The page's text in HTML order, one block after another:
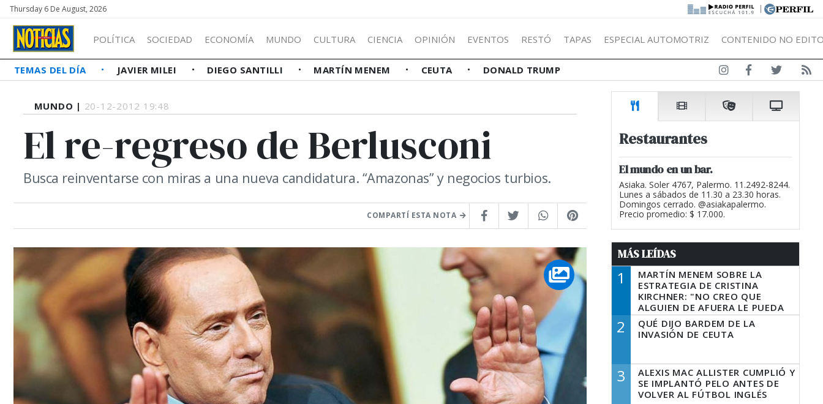
Thursday 6 De August, 2026 |
POLÍTICA SOCIEDAD ECONOMÍA MUNDO CULTURA CIENCIA OPINIÓN EVENTOS RESTÓ TAPAS ESPECIAL AUTOMOTRIZ CONTENIDO NO
TEMAS DEL DÍA JAVIER MILEI DIEGO SANTILLI MARTÍN MENEM CEUTA DONALD TRUMP
MUNDO | 20-12-2012 19:48
El re-regreso de Berlusconi
Busca reinventarse con miras a una nueva candidatura. “Amazonas” y negocios turbios.
COMPARTÍ ESTA NOTA
Restaurantes
El mundo en un bar.
Asiaka. Soler 4767, Palermo. 11.2492-8244.
Lunes a sábados de 11.30 a 23.30 horas.
Domingos cerrado. @asiakapalermo.
Precio promedio: $ 17.000.
MÁS LEÍDAS
1
MARTÍN MENEM SOBRE LA
ESTRATEGIA DE CRISTINA
KIRCHNER: "NO CREO QUE
ALGUIEN DE AFUERA LE PUEDA
DECIR A LA JUSTICIA LO QUE
TIENE QUE HACER"
2
QUÉ DIJO BARDEM DE LA
INVASIÓN DE CEUTA
3
ALEXIS MAC ALLISTER CUMPLIÓ Y
SE IMPLANTÓ PELO ANTES DE
VOLVER AL FÚTBOL INGLÉS